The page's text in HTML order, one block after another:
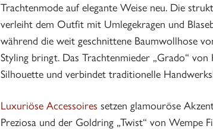
Trachtenmode auf elegante Weise neu. Die
verleiht dem Outfit mit Umlegekragen und
während die weit geschnittene Baumwollhose
Styling bringt. Das Trachtenmieder „Grado“
Silhouette und verbindet traditionelle
Luxuriöse Accessoires setzen glamouröse
Preziosa und der Goldring „Twist“ von Wempe